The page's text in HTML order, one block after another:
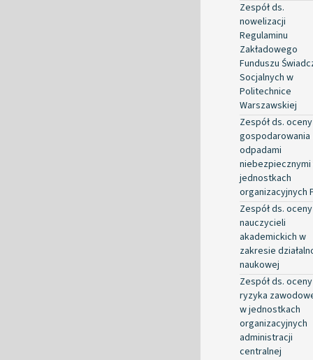
Zespół ds.
nowelizacji
Regulaminu
Zakładowego
Funduszu
Socjalnych w
Politechnice
Warszawskiej
Zespół ds. oceny
gospodarowania
odpadami
niebezpiecznymi
jednostkach
organizacyjnych
Zespół ds. oceny
nauczycieli
akademickich w
zakresie
naukowej
Zespół ds. oceny
ryzyka
w jednostkach
organizacyjnych
administracji
centralnej